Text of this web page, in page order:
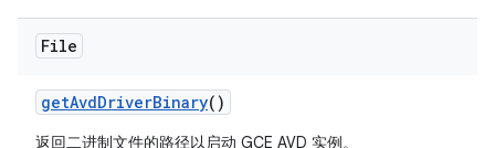
File
getAvdDriverBinary()
返回二进制文件的路径以启动 GCE AVD 实例。